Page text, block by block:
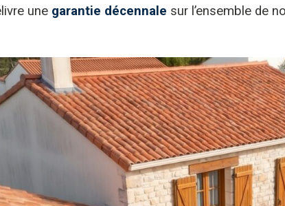
une garantie décennale sur l’ensemble de